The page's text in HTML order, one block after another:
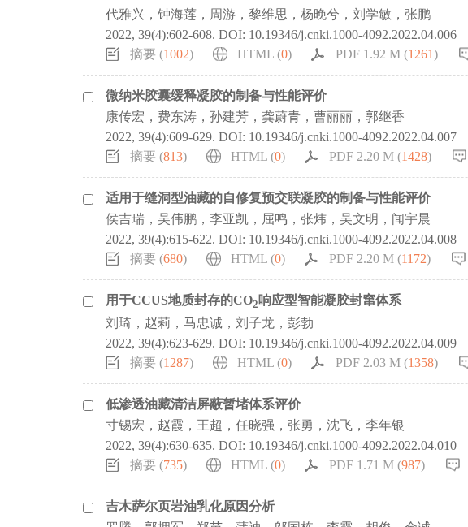
代雅兴，钟海莲，周游，黎维思，杨晚兮，刘学敏，张鹏
2022, 39(4):602-608. DOI: 10.19346/j.cnki.1000-4092.2022.04.006
摘要 (1002) HTML (0) PDF 1.92 M (1261)
微纳米胶囊缓释凝胶的制备与性能评价
康传宏，费东涛，孙建芳，龚蔚青，曹丽丽，郭继香
2022, 39(4):609-629. DOI: 10.19346/j.cnki.1000-4092.2022.04.007
摘要 (813) HTML (0) PDF 2.20 M (1428)
适用于缝洞型油藏的自修复预交联凝胶的制备与性能评价
侯吉瑞，吴伟鹏，李亚凯，屈鸣，张炜，吴文明，闻宇晨
2022, 39(4):615-622. DOI: 10.19346/j.cnki.1000-4092.2022.04.008
摘要 (680) HTML (0) PDF 2.20 M (1172)
用于CCUS地质封存的CO2 响应型智能凝胶封窜体系
刘琦，赵莉，马忠诚，刘子龙，彭勃
2022, 39(4):623-629. DOI: 10.19346/j.cnki.1000-4092.2022.04.009
摘要 (1287) HTML (0) PDF 2.03 M (1358)
低渗透油藏清洁屏蔽暂堵体系评价
寸锡宏，赵霞，王超，任晓强，张勇，沈飞，李年银
2022, 39(4):630-635. DOI: 10.19346/j.cnki.1000-4092.2022.04.010
摘要 (735) HTML (0) PDF 1.71 M (987)
吉木萨尔页岩油乳化原因分析